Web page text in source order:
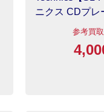
ニクス CDプレ
参考買